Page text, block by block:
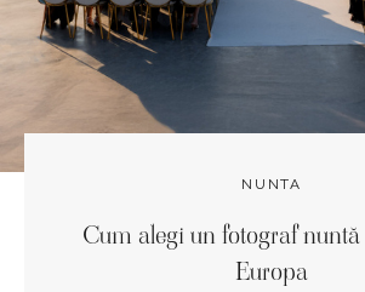
NUNTA
Cum alegi un fotograf
Europa